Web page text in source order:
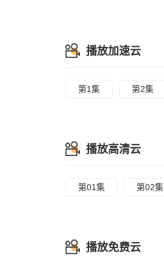
播放加速云
第1集 第2集
播放高清云
第01集 第02集
播放免费云